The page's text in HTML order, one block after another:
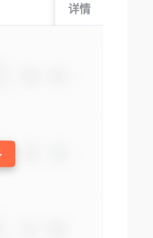
起运国/地区
详情